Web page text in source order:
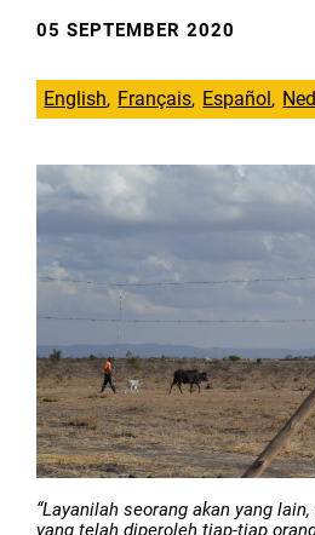
05 SEPTEMBER 2020
English Français Español
“Layanilah seorang akan yang
yang telah diperoleh tiap-tiap